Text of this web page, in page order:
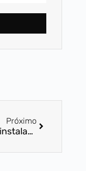
Próximo
Novas instalações SDMAQ